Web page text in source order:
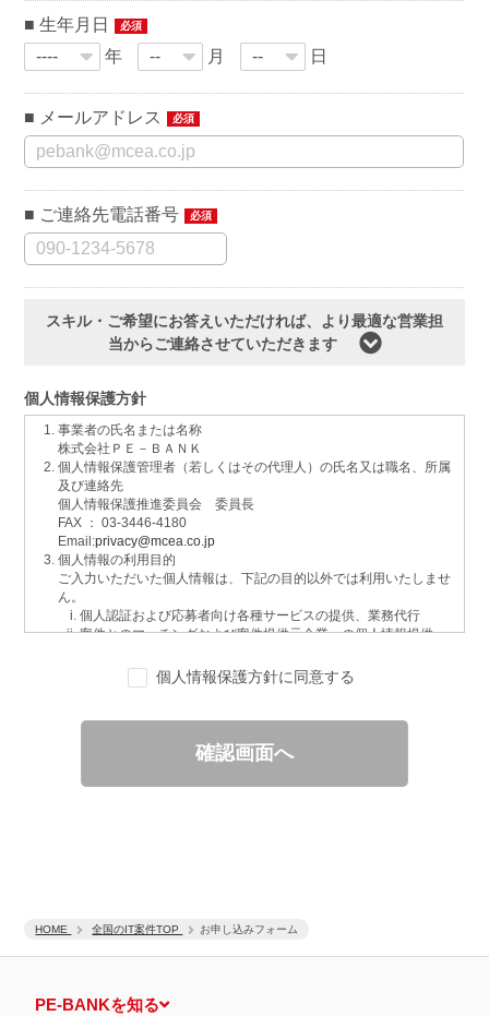
HOME 全国のIT案件TOP お申し込みフォーム
生年月日 必須
年 月 日
メールアドレス 必須
ご連絡先電話番号 必須
スキル・ご希望にお答えいただければ、より最適な営業担
当からご連絡させていただきます
個人情報保護方針
事業者の氏名または名称
株式会社ＰＥ－ＢＡＮＫ
個人情報保護管理者（若しくはその代理人）の氏名又は職名、所属
及び連絡先
個人情報保護推進委員会 委員長
FAX ： 03-3446-4180
Email:privacy@mcea.co.jp
個人情報の利用目的
ご入力いただいた個人情報は、下記の目的以外では利用いたしませ
ん。
個人認証および応募者向け各種サービスの提供、業務代行
案件とのマッチングおよび案件提供元企業への個人情報提供
サービスに関するご意見、お問い合わせへの回答
ご要望の分析、各種統計データの算出と分析
当社運営のウェブサイト訪問前にクリックされている広告の情
報（クリック日や広告掲載サイトなど）を取得のうえ、情報と
照合して広告効果を測定
個人情報の第三者提供について
的の通知・開示・内容の訂正・追加または削除・利用の停止・消去
認定個人情報保護団体の名称および、苦情の解決の申出先
個人情報保護方針に同意する
確認画面へ
PE-BANKを知る